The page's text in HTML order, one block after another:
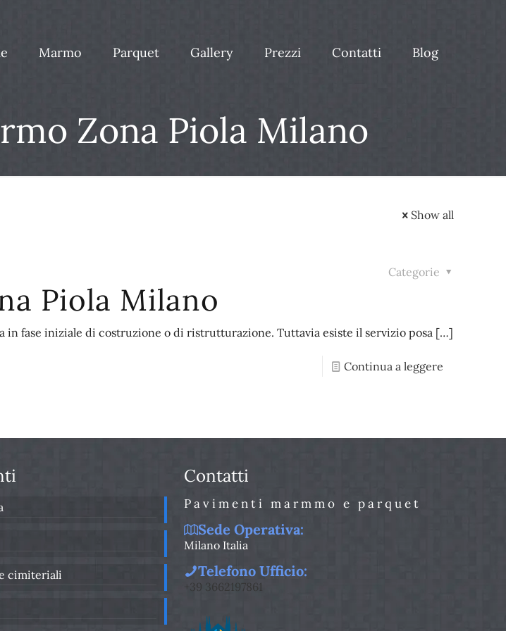
Marmo Parquet Gallery Prezzi Contatti Blog
Zona Piola Milano
Show all
Categorie
Piola Milano
in fase iniziale di costruzione o di ristrutturazione. Tuttavia esiste il servizio posa […]
Continua a leggere
cimiteriali
Contatti
Pavimenti marmmo e parquet
Sede Operativa:
Milano Italia
Telefono Ufficio:
+39 3662197861